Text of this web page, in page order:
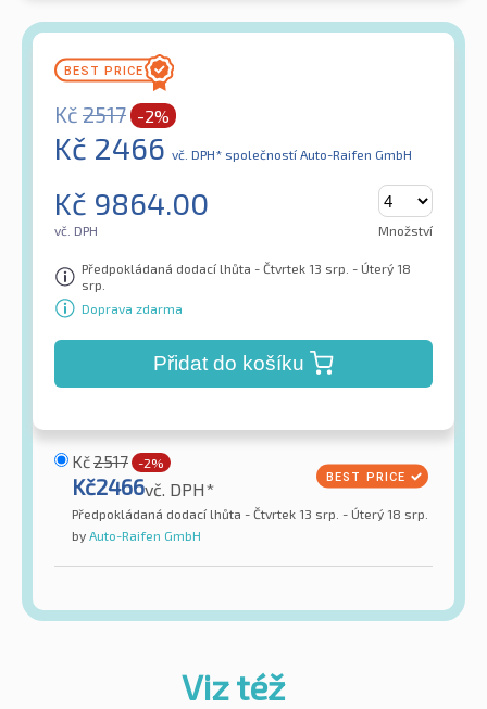
Kč 2517 -2%
Kč 2466 vč. DPH* společností Auto-Raifen GmbH
Kč 9864.00
vč. DPH Množství
Předpokládaná dodací lhůta - Čtvrtek 13 srp. - Úterý 18
srp.
Doprava zdarma
Přidat do košíku
Kč2517 -2%
Kč2466vč. DPH*
Předpokládaná dodací lhůta - Čtvrtek 13 srp. - Úterý 18 srp.
by Auto-Raifen GmbH
Viz též